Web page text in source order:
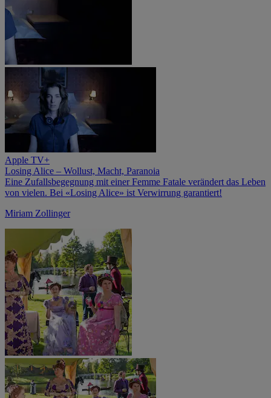
Apple TV+
Losing Alice – Wollust, Macht, Paranoia
Eine Zufallsbegegnung mit einer Femme Fatale verändert das Leben
von vielen. Bei «Losing Alice» ist Verwirrung garantiert!
Miriam Zollinger